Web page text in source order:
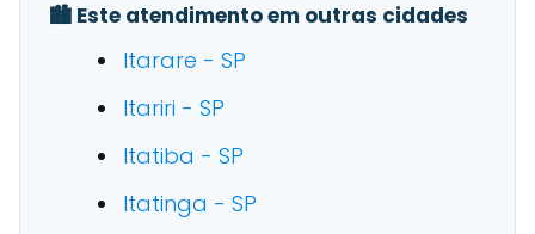
🏙️ Este atendimento em outras cidades
Itarare - SP
Itariri - SP
Itatiba - SP
Itatinga - SP